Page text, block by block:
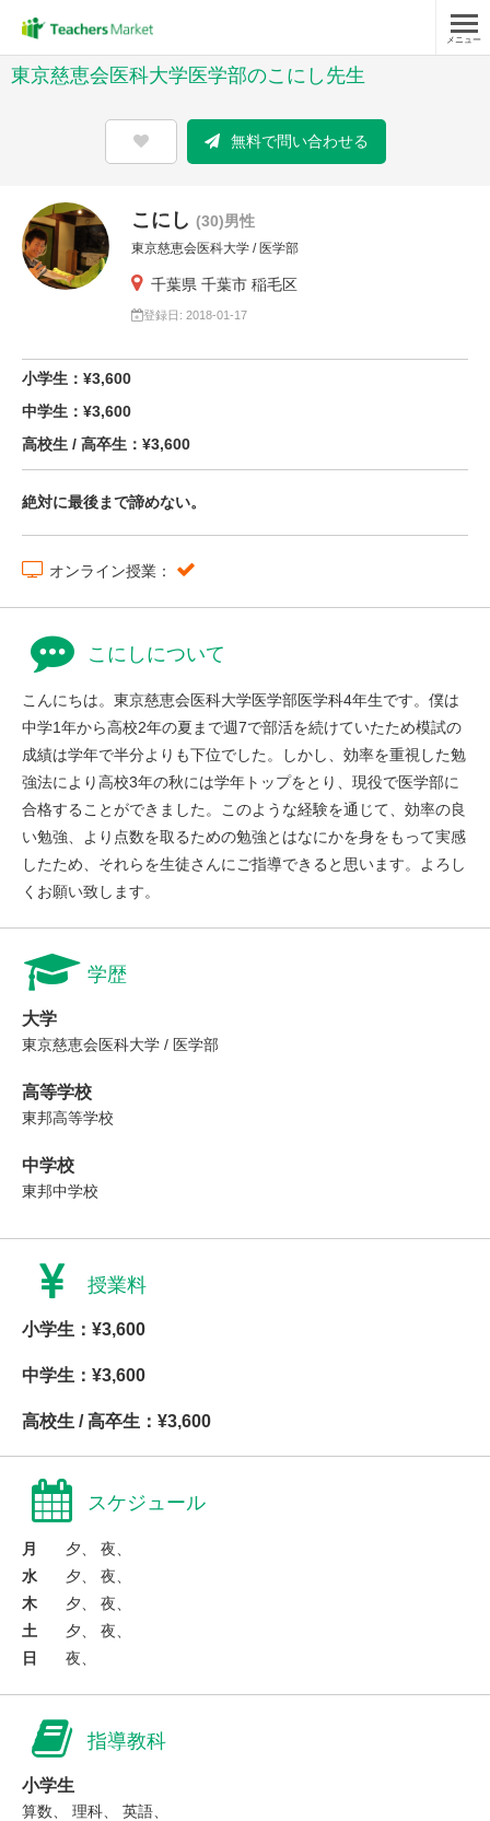
メニュー
東京慈恵会医科大学医学部のこにし先生
無料で問い合わせる
こにし (30)男性
東京慈恵会医科大学 / 医学部
千葉県 千葉市 稲毛区
登録日: 2018-01-17
小学生：¥3,600
中学生：¥3,600
高校生 / 高卒生：¥3,600
絶対に最後まで諦めない。
オンライン授業：
こにしについて
こんにちは。東京慈恵会医科大学医学部医学科4年生です。僕は
中学1年から高校2年の夏まで週7で部活を続けていたため模試の
成績は学年で半分よりも下位でした。しかし、効率を重視した勉
強法により高校3年の秋には学年トップをとり、現役で医学部に
合格することができました。このような経験を通じて、効率の良
い勉強、より点数を取るための勉強とはなにかを身をもって実感
したため、それらを生徒さんにご指導できると思います。よろし
くお願い致します。
学歴
大学
東京慈恵会医科大学 / 医学部
高等学校
東邦高等学校
中学校
東邦中学校
授業料
小学生：¥3,600
中学生：¥3,600
高校生 / 高卒生：¥3,600
スケジュール
月
夕、 夜、
水
夕、 夜、
木
夕、 夜、
土
夕、 夜、
日
夜、
指導教科
小学生
算数、 理科、 英語、